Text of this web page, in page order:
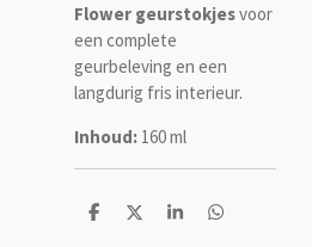
Flower geurstokjesvoor
een complete
geurbeleving en een
langdurig fris interieur.
Inhoud: 160 ml
D
D
S
D